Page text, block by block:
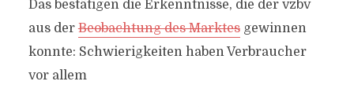
Das bestätigen die Erkenntnisse, die der vzbv
aus derBeobachtung des Marktesgewinnen
konnte: Schwierigkeiten haben Verbraucher
vor allem